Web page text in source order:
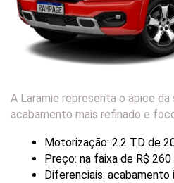
A Laramie representa o ápice
acabamento mais refinado e
Motorização: 2.2 TD de
Preço: na faixa de R$ 260
Diferenciais: acabamento